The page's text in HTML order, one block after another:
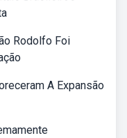
Rodolfo Foi
A Expansão